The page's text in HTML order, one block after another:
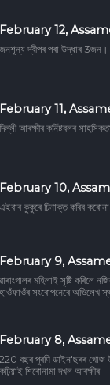
February 12,
জনশূন্য দ্বীপৰ পৰা উদ্ধাৰ 3জন।
February 11,
দিল্লী আৰক্ষীৰ কনিষ্টবলৰ
February 10,
এইবাৰ কুকুৰে চিনাক্ত কৰিব
February 9,
ৱাৰাংগালৰ মহিলাই সৃষ্টি কৰিলে
হাওঁফাওঁৰ সংৰোপনেৰে অভিলেখ
February 8,
220 বছৰ পুৰণি ডাইন'ছৰৰ খোজ
কঢ়িয়াই শিৰোনামা দখল আৰক্ষীৰ